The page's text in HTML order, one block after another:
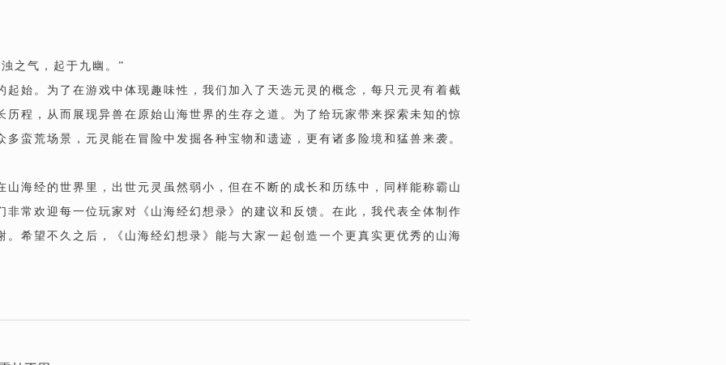
之气，起于九幽。”
起始。为了在游戏中体现趣味性，我们加入了天选元灵的概念，每只元灵有着截
历程，从而展现异兽在原始山海世界的生存之道。为了给玩家带来探索未知的惊
多蛮荒场景，元灵能在冒险中发掘各种宝物和遗迹，更有诸多险境和猛兽来袭。
山海经的世界里，出世元灵虽然弱小，但在不断的成长和历练中，同样能称霸山
非常欢迎每一位玩家对《山海经幻想录》的建议和反馈。在此，我代表全体制作
。希望不久之后，《山海经幻想录》能与大家一起创造一个更真实更优秀的山海